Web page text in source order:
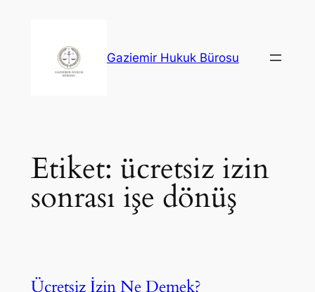
Gaziemir Hukuk Bürosu
Etiket: ücretsiz izin
sonrası işe dönüş
Ücretsiz İzin Ne Demek?